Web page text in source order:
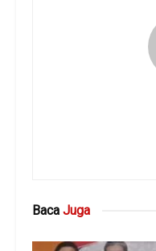
Baca Juga